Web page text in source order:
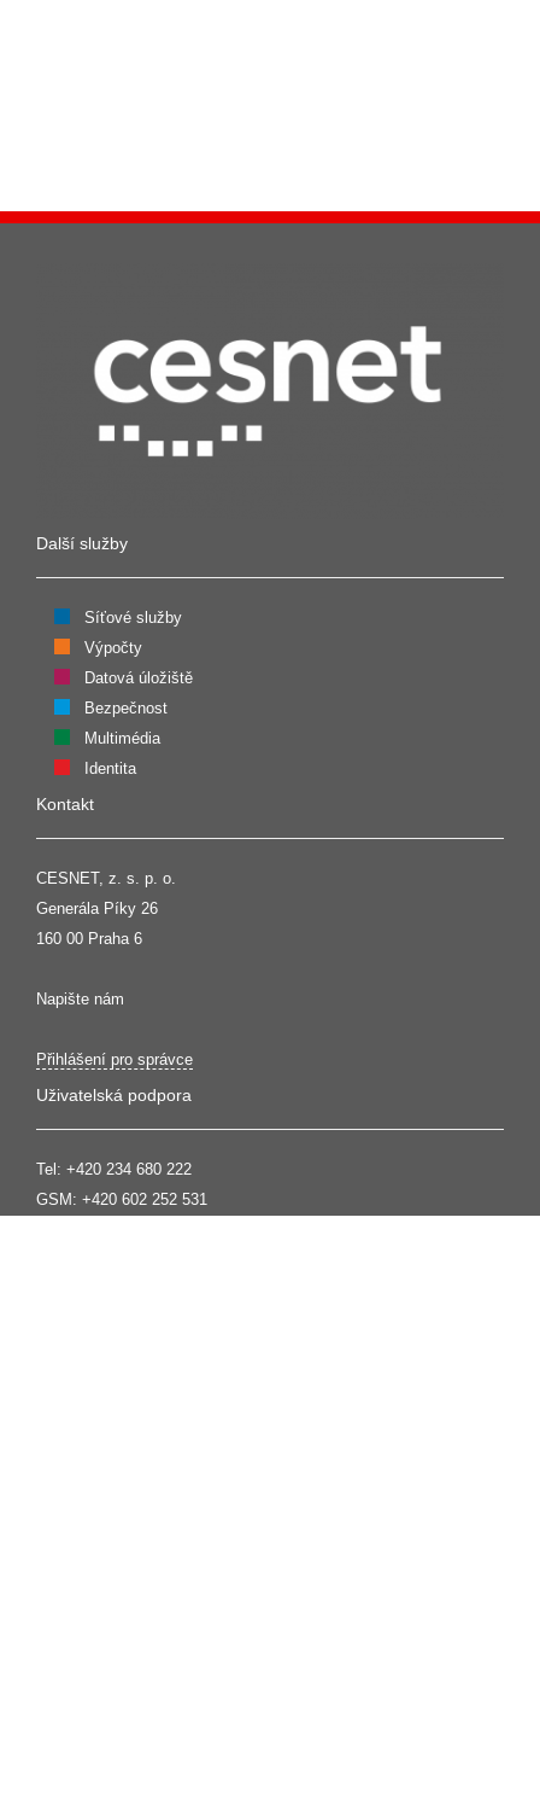
Další služby
Síťové služby
Výpočty
Datová úložiště
Bezpečnost
Multimédia
Identita
Kontakt
CESNET, z. s. p. o.
Generála Píky 26
160 00 Praha 6
Napište nám
Přihlášení pro správce
Uživatelská podpora
Tel: +420 234 680 222
GSM: +420 602 252 531